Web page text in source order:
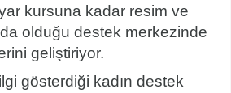
kursuna kadar resim ve
da olduğu destek merkezinde
geliştiriyor.
gösterdiği kadın destek